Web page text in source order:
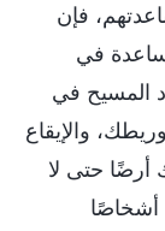
فإن
في
المسيح في
والإيقاع
حتى لا
أشخاصًا